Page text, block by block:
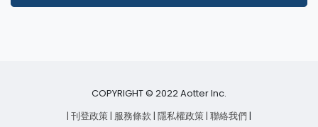
COPYRIGHT © 2022 Aotter Inc.
| 刊登政策| 服務條款 | 隱私權政策| 聯絡我們 |